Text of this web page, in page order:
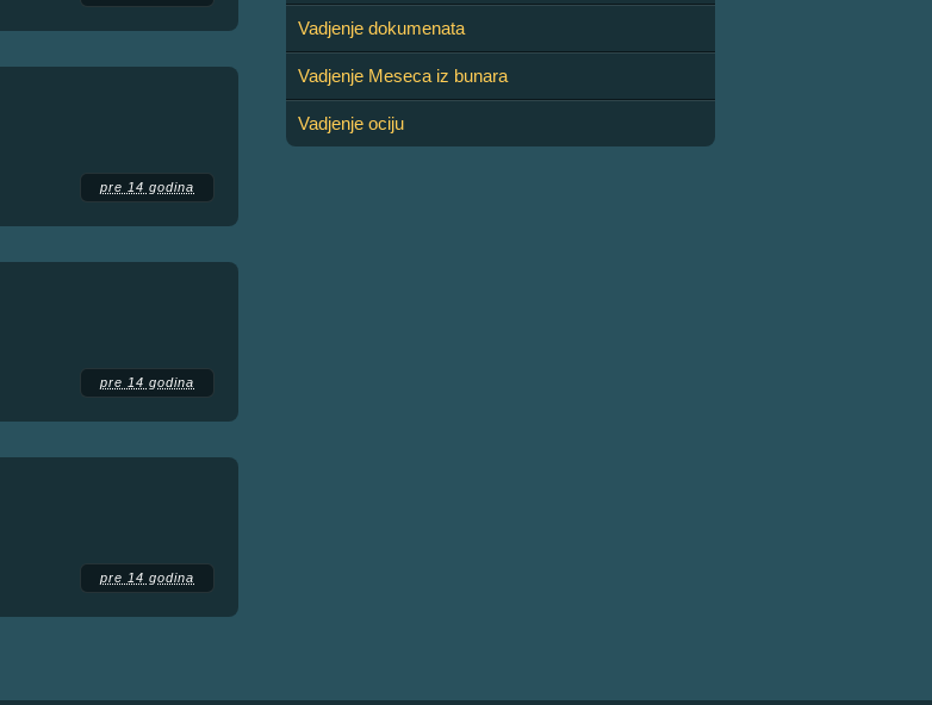
pre 14 godina
pre 14 godina
pre 14 godina
Vadjenje dokumenata
Vadjenje Meseca iz bunara
Vadjenje ociju